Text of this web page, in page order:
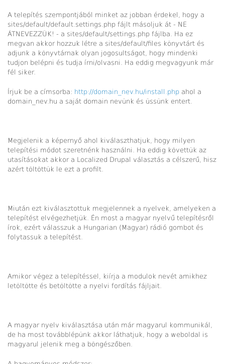
A telepítés szempontjából minket az jobban érdekel, hogy a
sites/default/default.settings.php fájlt másoljuk át - NE
ÁTNEVEZZÜK! - a sites/default/settings.php fájlba. Ha ez
megvan akkor hozzuk létre a sites/default/files könyvtárt és
adjunk a könyvtárnak olyan jogosultságot, hogy mindenki
tudjon belépni és tudja írni/olvasni. Ha eddig megvagyunk már
fél siker.
Írjuk be a címsorba: http://domain_nev.hu/install.php ahol a
domain_nev.hu a saját domain nevünk és üssünk entert.
Megjelenik a képernyő ahol kiválaszthatjuk, hogy milyen
telepítési módot szeretnénk használni. Ha eddig követtük az
utasításokat akkor a Localized Drupal választás a célszerű, hisz
azért töltöttük le ezt a profilt.
Miután ezt kiválasztottuk megjelennek a nyelvek, amelyeken a
telepítést elvégezhetjük. Én most a magyar nyelvű telepítésről
írok, ezért válasszuk a Hungarian (Magyar) rádió gombot és
folytassuk a telepítést.
Amikor végez a telepítéssel, kiírja a modulok nevét amikhez
letöltötte és betöltötte a nyelvi fordítás fájljait.
A magyar nyelv kiválasztása után már magyarul kommunikál,
de ha most továbblépünk akkor láthatjuk, hogy a weboldal is
magyarul jelenik meg a böngészőben.